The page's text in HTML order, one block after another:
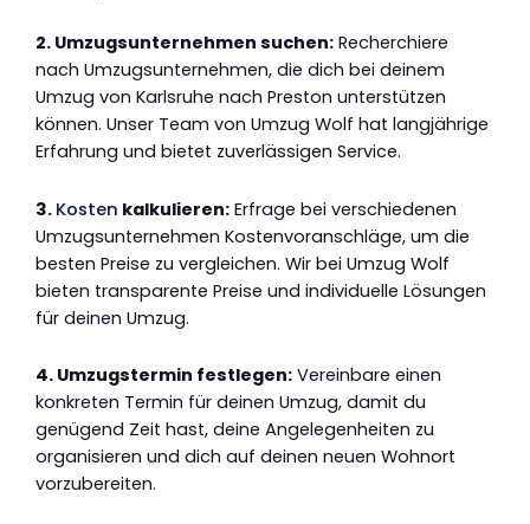
2. Umzugsunternehmen suchen: Recherchiere
nach Umzugsunternehmen, die dich bei deinem
Umzug von Karlsruhe nach Preston unterstützen
können. Unser Team von Umzug Wolf hat langjährige
Erfahrung und bietet zuverlässigen Service.
3. Kosten kalkulieren: Erfrage bei verschiedenen
Umzugsunternehmen Kostenvoranschläge, um die
besten Preise zu vergleichen. Wir bei Umzug Wolf
bieten transparente Preise und individuelle Lösungen
für deinen Umzug.
4. Umzugstermin festlegen: Vereinbare einen
konkreten Termin für deinen Umzug, damit du
genügend Zeit hast, deine Angelegenheiten zu
organisieren und dich auf deinen neuen Wohnort
vorzubereiten.